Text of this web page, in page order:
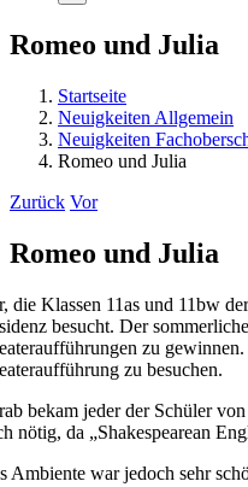
Romeo und Julia
Startseite
Neuigkeiten Allgemein
Neuigkeiten
Romeo und Julia
Zurück Vor
Romeo und Julia
die Klassen 11as und 11bw
besucht. Der
zu
zu besuchen.
bekam jeder der Schüler
nötig, da „Shakespearean
Ambiente war jedoch sehr